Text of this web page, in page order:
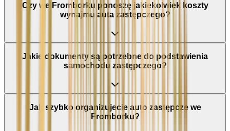
Czy we Fromborku ponoszę jakiekolwiek koszty
wynajmu auta zastępczego?
Jakie dokumenty są potrzebne do podstawienia
samochodu zastępczego?
Jak szybko organizujecie auto zastępcze we
Fromborku?